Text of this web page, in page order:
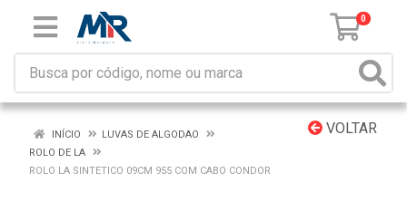
0
VOLTAR
INÍCIO
LUVAS DE ALGODAO
ROLO DE LA
ROLO LA SINTETICO 09CM 955 COM CABO CONDOR